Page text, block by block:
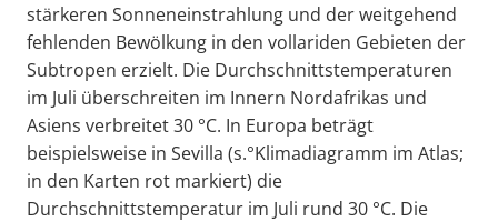
stärkeren Sonneneinstrahlung und der weitgehend
fehlenden Bewölkung in den vollariden Gebieten der
Subtropen erzielt. Die Durchschnittstemperaturen
im Juli überschreiten im Innern Nordafrikas und
Asiens verbreitet 30 °C. In Europa beträgt
beispielsweise in Sevilla (s.°Klimadiagramm im Atlas;
in den Karten rot markiert) die
Durchschnittstemperatur im Juli rund 30 °C. Die